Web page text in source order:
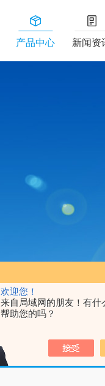
欢迎您！
来自局域网的朋友！有什
帮助您的吗？
产品中心 新闻资
首页